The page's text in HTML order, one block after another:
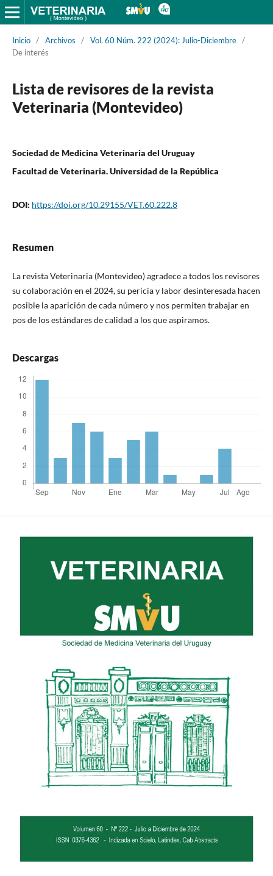
Inicio / Archivos / Vol. 60 Núm. 222 (2024): Julio-Diciembre /
De interés
Lista de revisores de la revista
Veterinaria (Montevideo)
Sociedad de Medicina Veterinaria del Uruguay
Facultad de Veterinaria. Universidad de la República
DOI: https://doi.org/10.29155/VET.60.222.8
Resumen
La revista Veterinaria (Montevideo) agradece a todos los revisores
su colaboración en el 2024, su pericia y labor desinteresada hacen
posible la aparición de cada número y nos permiten trabajar en
pos de los estándares de calidad a los que aspiramos.
Descargas